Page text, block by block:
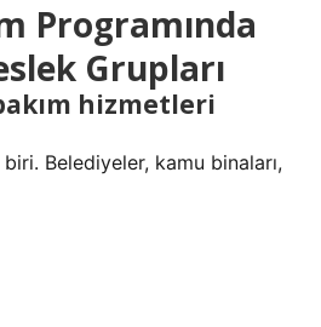
Programında
Grupları
hizmetleri
Belediyeler, kamu binaları,